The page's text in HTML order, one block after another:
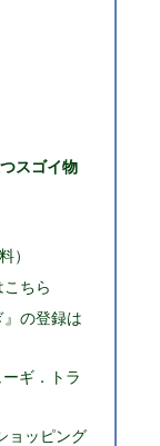
スゴイ物
）
ちら
の登録は
ギ．トラ
ョッピング